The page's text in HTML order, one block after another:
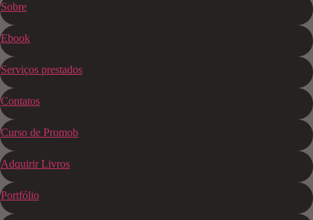
Sobre
Ebook
Serviços prestados
Contatos
Curso de Promob
Adquirir Livros
Portfólio